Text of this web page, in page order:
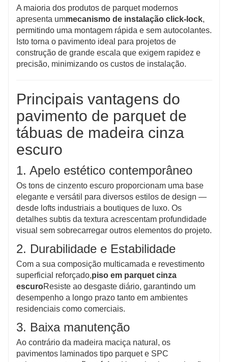
A maioria dos produtos de parquet modernos
apresenta ummecanismo de instalação click-lock,
permitindo uma montagem rápida e sem autocolantes.
Isto torna o pavimento ideal para projetos de
construção de grande escala que exigem rapidez e
precisão, minimizando os custos de instalação.
Principais vantagens do
pavimento de parquet de
tábuas de madeira cinza
escuro
1. Apelo estético contemporâneo
Os tons de cinzento escuro proporcionam uma base
elegante e versátil para diversos estilos de design —
desde lofts industriais a boutiques de luxo. Os
detalhes subtis da textura acrescentam profundidade
visual sem sobrecarregar outros elementos do projeto.
2. Durabilidade e Estabilidade
Com a sua composição multicamada e revestimento
superficial reforçado,piso em parquet cinza
escuroResiste ao desgaste diário, garantindo um
desempenho a longo prazo tanto em ambientes
residenciais como comerciais.
3. Baixa manutenção
Ao contrário da madeira maciça natural, os
pavimentos laminados tipo parquet e SPC